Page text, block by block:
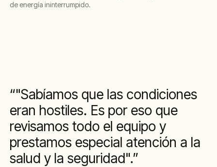
de energía ininterrumpido.
"Sabíamos que las condiciones
eran hostiles. Es por eso que
revisamos todo el equipo y
prestamos especial atención a la
salud y la seguridad".